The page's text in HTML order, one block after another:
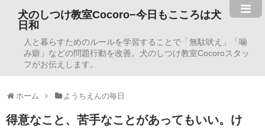
犬のしつけ教室Cocoro−今日もこころは犬
日和
人と暮らすためのルールを学習することで「無駄吠え」「噛
み癖」などの問題行動を改善。犬のしつけ教室Cocoroスタッ
フがお伝えします。
ホーム ようちえんの毎日
得意なこと、苦手なことがあってもいい。け